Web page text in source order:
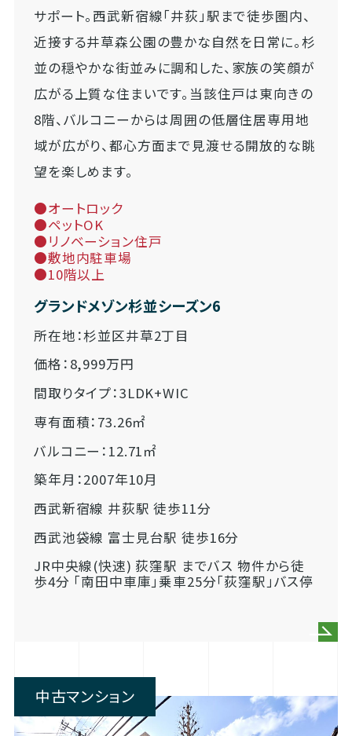
サポート。西武新宿線「井荻」駅まで徒歩圏内、
近接する井草森公園の豊かな自然を日常に。杉
並の穏やかな街並みに調和した、家族の笑顔が
広がる上質な住まいです。当該住戸は東向きの
8階、バルコニーからは周囲の低層住居専用地
域が広がり、都心方面まで見渡せる開放的な眺
望を楽しめます。
●オートロック
●ペットOK
●リノベーション住戸
●敷地内駐車場
●10階以上
グランドメゾン杉並シーズン6
所在地：杉並区井草2丁目
価格：8,999万円
間取りタイプ：3LDK+WIC
専有面積：73.26㎡
バルコニー：12.71㎡
築年月：2007年10月
西武新宿線 井荻駅 徒歩11分
西武池袋線 富士見台駅 徒歩16分
JR中央線(快速) 荻窪駅 までバス 物件から徒
歩4分 「南田中車庫」乗車25分「荻窪駅」バス停
中古マンション